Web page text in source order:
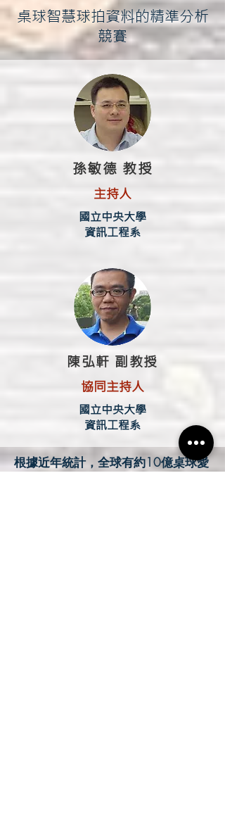
桌球智慧球拍資料的精準分析
競賽
孫敏德 教授
主持人
國立中央大學
資訊工程系
陳弘軒 副教授
協同主持人
國立中央大學
資訊工程系
根據近年統計，全球有約10億桌球愛